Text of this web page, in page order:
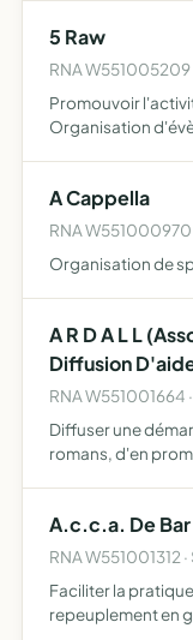
5 Raw
RNA W551005209
Promouvoir
Organisation
A Cappella
RNA W551000970
Organisation de
A R D A L L
Diffusion
RNA W551001664
Diffuser une
romans, d'en
A.c.c.a. De Bar
RNA W551001312
Faciliter la
repeuplement en